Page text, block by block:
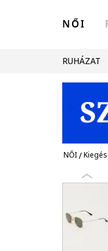
NŐI
RUHÁZAT
NŐI/